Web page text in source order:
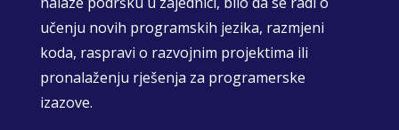
učenju novih programskih jezika, razmjeni
koda, raspravi o razvojnim projektima ili
pronalaženju rješenja za programerske
izazove.